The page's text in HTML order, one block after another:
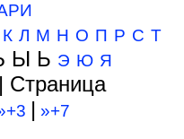
К Л М Н О П Р С Т
Ы Ь Э Ю Я
| Cтраница
| »+7